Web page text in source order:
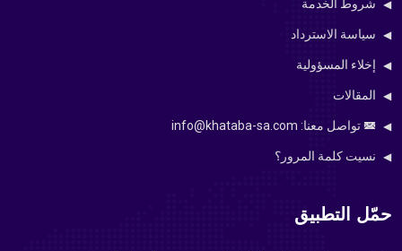
شروط الخدمة
سياسة الاسترداد
إخلاء المسؤولية
المقالات
تواصل معنا: info@khataba-sa.com
نسيت كلمة المرور؟
حمّل التطبيق